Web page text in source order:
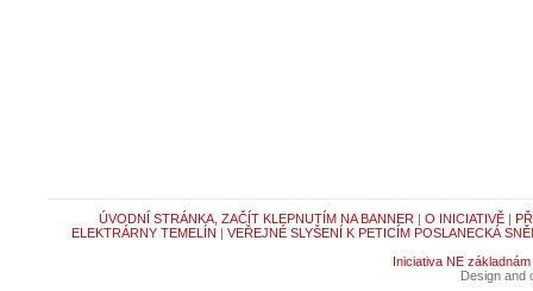
ÚVODNÍ STRÁNKA, ZAČÍT KLEPNUTÍM NA BANNER | O INICIATIVĚ|
ELEKTRÁRNY TEMELÍN | VEŘEJNÉ SLYŠENÍ K PETICÍM POSLANECKÁ
Iniciativa NE základnám
Design and